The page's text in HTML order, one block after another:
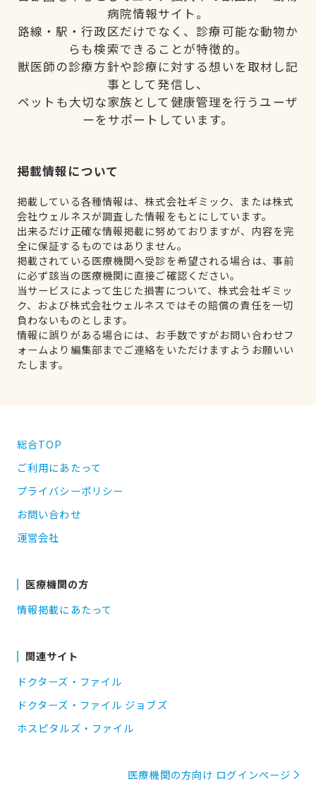
病院情報サイト。
路線・駅・行政区だけでなく、診療可能な動物か
らも検索できることが特徴的。
獣医師の診療方針や診療に対する想いを取材し記
事として発信し、
ペットも大切な家族として健康管理を行うユーザ
ーをサポートしています。
掲載情報について
掲載している各種情報は、株式会社ギミック、または株式
会社ウェルネスが調査した情報をもとにしています。
出来るだけ正確な情報掲載に努めておりますが、内容を完
全に保証するものではありません。
掲載されている医療機関へ受診を希望される場合は、事前
に必ず該当の医療機関に直接ご確認ください。
当サービスによって生じた損害について、株式会社ギミッ
ク、および株式会社ウェルネスではその賠償の責任を一切
負わないものとします。
情報に誤りがある場合には、お手数ですがお問い合わせフ
ォームより編集部までご連絡をいただけますようお願いい
たします。
総合TOP
ご利用にあたって
プライバシーポリシー
お問い合わせ
運営会社
医療機関の方
情報掲載にあたって
関連サイト
ドクターズ・ファイル
ドクターズ・ファイル ジョブズ
ホスピタルズ・ファイル
医療機関の方向け ログインページ